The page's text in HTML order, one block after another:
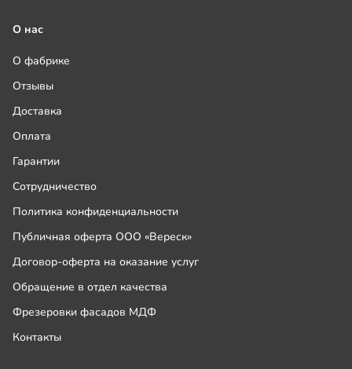
О нас
О фабрике
Отзывы
Доставка
Оплата
Гарантии
Сотрудничество
Политика конфиденциальности
Публичная оферта ООО «Вереск»
Договор-оферта на оказание услуг
Обращение в отдел качества
Фрезеровки фасадов МДФ
Контакты